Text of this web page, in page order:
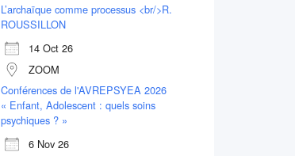
L’archaïque comme processus <br/>R.
ROUSSILLON
14 Oct 26
ZOOM
Conférences de l'AVREPSYEA 2026
« Enfant, Adolescent : quels soins
psychiques ? »
6 Nov 26